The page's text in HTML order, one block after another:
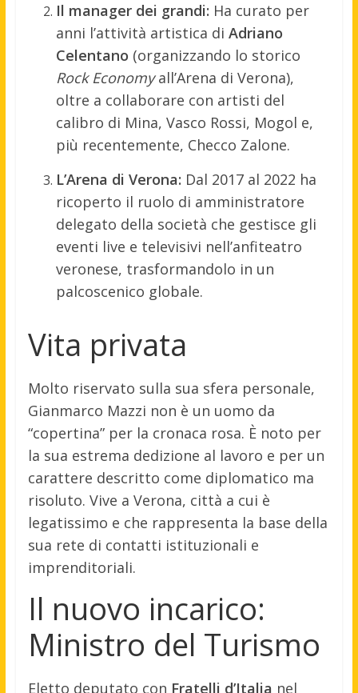
Il manager dei grandi: Ha curato per
anni l’attività artistica di Adriano
Celentano (organizzando lo storico
Rock Economyall’Arena di Verona),
oltre a collaborare con artisti del
calibro di Mina, Vasco Rossi, Mogol e,
più recentemente, Checco Zalone.
L’Arena di Verona: Dal 2017 al 2022 ha
ricoperto il ruolo di amministratore
delegato della società che gestisce gli
eventi live e televisivi nell’anfiteatro
veronese, trasformandolo in un
palcoscenico globale.
Vita privata
Molto riservato sulla sua sfera personale,
Gianmarco Mazzi non è un uomo da
“copertina” per la cronaca rosa. È noto per
la sua estrema dedizione al lavoro e per un
carattere descritto come diplomatico ma
risoluto. Vive a Verona, città a cui è
legatissimo e che rappresenta la base della
sua rete di contatti istituzionali e
imprenditoriali.
Il nuovo incarico:
Ministro del Turismo
Eletto deputato con Fratelli d’Italia nel